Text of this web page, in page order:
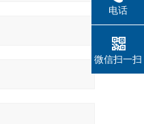
电话
微信扫一扫